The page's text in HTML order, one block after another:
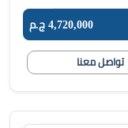
4,720,000 ج.م
تواصل معنا